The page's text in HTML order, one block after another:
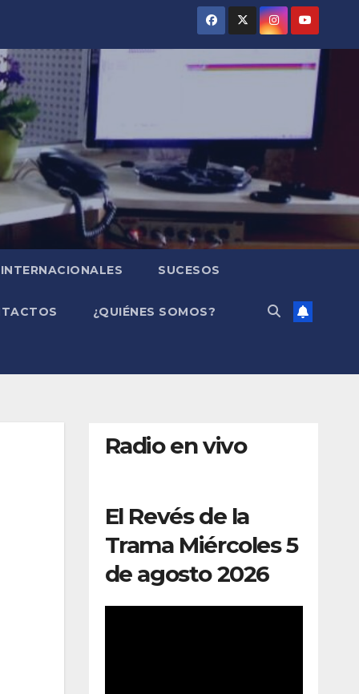
INTERNACIONALES SUCESOS
¿QUIÉNES SOMOS?
Radio en vivo
El Revés de la
Trama Miércoles 5
de agosto 2026